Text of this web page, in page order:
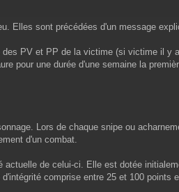
Elles sont précédées d'un message
PV et PP de la victime (si victime il y
pour une durée d'une semaine la
Lors de chaque snipe ou
d'un combat.
de celui-ci. Elle est dotée
comprise entre 25 et 100 points